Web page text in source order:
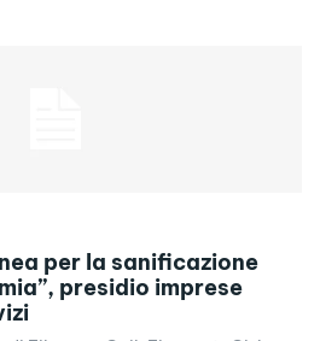
per la sanificazione
presidio imprese